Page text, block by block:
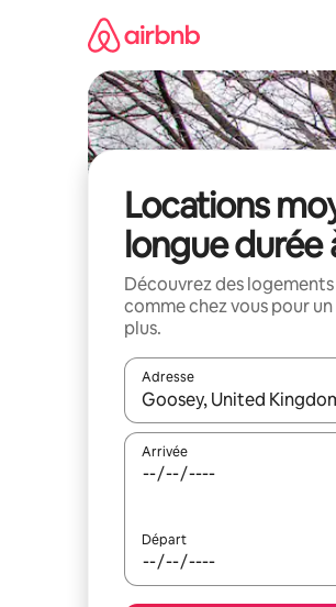
Locations
longue durée
Découvrez des
comme chez vous pour
plus.
Adresse
Lorsque les résultats
Arrivée
Départ